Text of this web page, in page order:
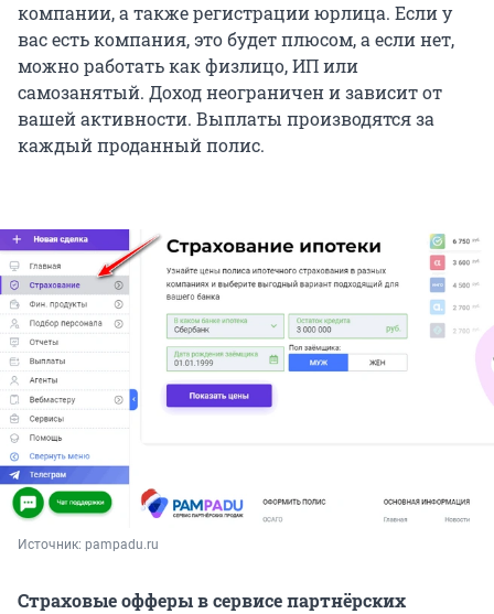
компании, а также регистрации юрлица. Если у
вас есть компания, это будет плюсом, а если нет,
можно работать как физлицо, ИП или
самозанятый. Доход неограничен и зависит от
вашей активности. Выплаты производятся за
каждый проданный полис.
Источник: pampadu.ru
Страховые офферы в сервисе партнёрских